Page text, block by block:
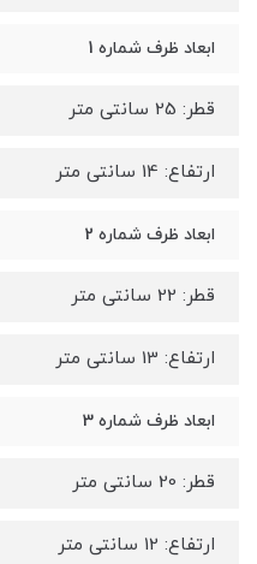
ابعاد ظرف شماره 1
قطر: 25 سانتی متر
ارتفاع: 14 سانتی متر
ابعاد ظرف شماره 2
قطر: 22 سانتی متر
ارتفاع: 13 سانتی متر
ابعاد ظرف شماره 3
قطر: 20 سانتی متر
ارتفاع: 12 سانتی متر